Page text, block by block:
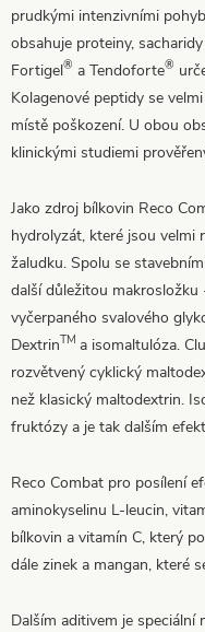
prudkými intenzivními
obsahuje proteiny,
Fortigel® a Tendoforte®
Kolagenové peptidy se
místě poškození. U obou
klinickými studiemi
Jako zdroj bílkovin Reco
hydrolyzát, které jsou velmi
žaludku. Spolu se
další důležitou
vyčerpaného svalového
DextrinTM a isomaltulóza.
rozvětvený cyklický
než klasický maltodextrin.
fruktózy a je tak dalším
Reco Combat pro posílení
aminokyselinu L-leucin,
bílkovin a vitamín C, který
dále zinek a mangan, které
Dalším aditivem je speciální